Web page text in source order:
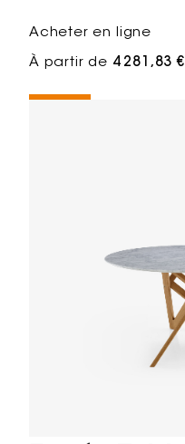
Acheter en ligne
À partir de 4 281,83 €